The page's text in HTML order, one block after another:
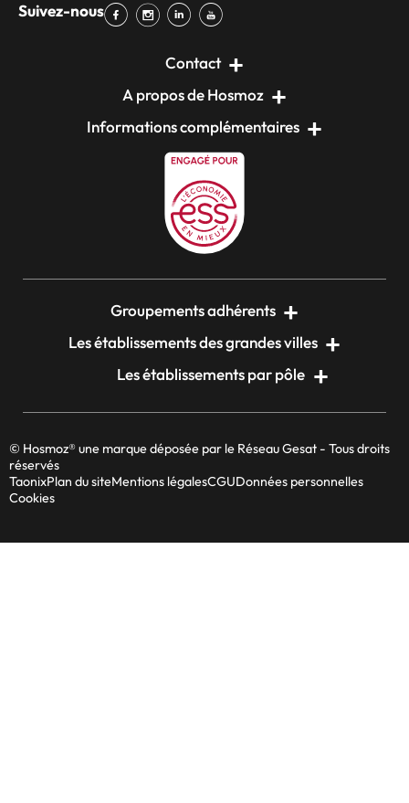
Suivez-nous
Contact
A propos de Hosmoz
Informations complémentaires
Groupements adhérents
Les établissements des grandes villes
Les établissements par pôle
© Hosmoz® une marque déposée par le Réseau Gesat - Tous droits
réservés
TaonixPlan du siteMentions légalesCGUDonnées personnelles
Cookies